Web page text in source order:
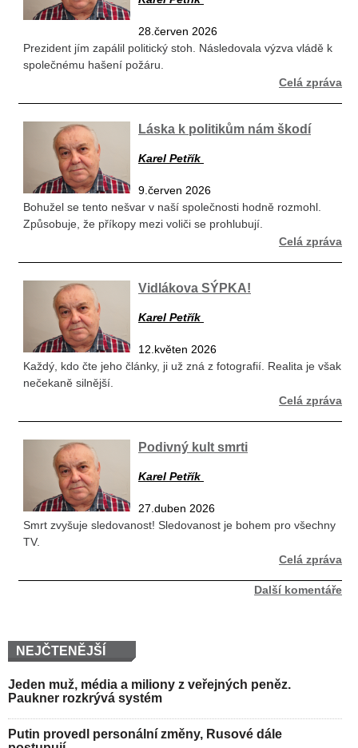
28.červen 2026
Prezident jím zapálil politický stoh. Následovala výzva vládě k
společnému hašení požáru.
Celá zpráva
Láska k politikům nám škodí
Karel Petřík
9.červen 2026
Bohužel se tento nešvar v naší společnosti hodně rozmohl.
Způsobuje, že příkopy mezi voliči se prohlubují.
Celá zpráva
Vidlákova SÝPKA!
Karel Petřík
12.květen 2026
Každý, kdo čte jeho články, ji už zná z fotografií. Realita je však
nečekaně silnější.
Celá zpráva
Podivný kult smrti
Karel Petřík
27.duben 2026
Smrt zvyšuje sledovanost! Sledovanost je bohem pro všechny
TV.
Celá zpráva
Další komentáře
NEJČTENĚJŠÍ
Jeden muž, média a miliony z veřejných peněz.
Paukner rozkrývá systém
Putin provedl personální změny, Rusové dále